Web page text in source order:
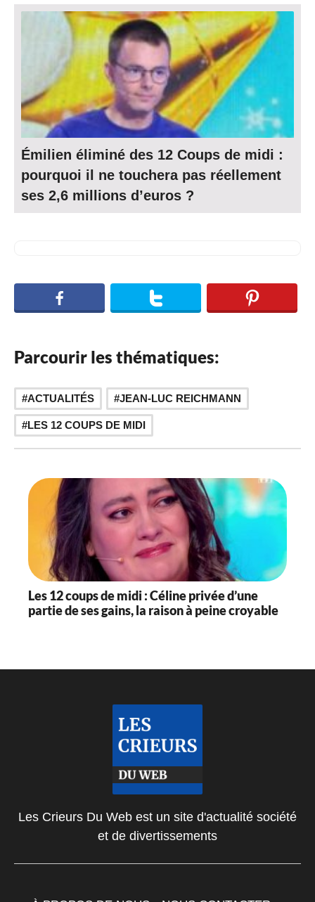
Émilien éliminé des 12 Coups de midi :
pourquoi il ne touchera pas réellement
ses 2,6 millions d’euros ?
Parcourir les thématiques:
ACTUALITÉS JEAN-LUC REICHMANN
LES 12 COUPS DE MIDI
Les 12 coups de midi : Céline privée d’une
partie de ses gains, la raison à peine croyable
Les Crieurs Du Web est un site d'actualité société
et de divertissements